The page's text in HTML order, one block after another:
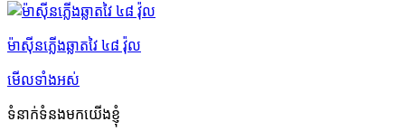
ម៉ាស៊ីនភ្លើងឆ្លាតវៃ ៤៨ វ៉ុល
មើលទាំងអស់
ទំនាក់ទំនងមកយើងខ្ញុំ